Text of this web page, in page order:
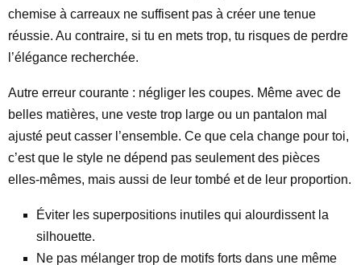
chemise à carreaux ne suffisent pas à créer une tenue
réussie. Au contraire, si tu en mets trop, tu risques de perdre
l’élégance recherchée.
Autre erreur courante : négliger les coupes. Même avec de
belles matières, une veste trop large ou un pantalon mal
ajusté peut casser l’ensemble. Ce que cela change pour toi,
c’est que le style ne dépend pas seulement des pièces
elles-mêmes, mais aussi de leur tombé et de leur proportion.
Éviter les superpositions inutiles qui alourdissent la
silhouette.
Ne pas mélanger trop de motifs forts dans une même